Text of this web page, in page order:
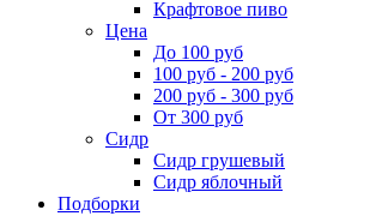
Крафтовое пиво
Цена
До 100 руб
100 руб - 200 руб
200 руб - 300 руб
От 300 руб
Сидр
Сидр грушевый
Сидр яблочный
Подборки